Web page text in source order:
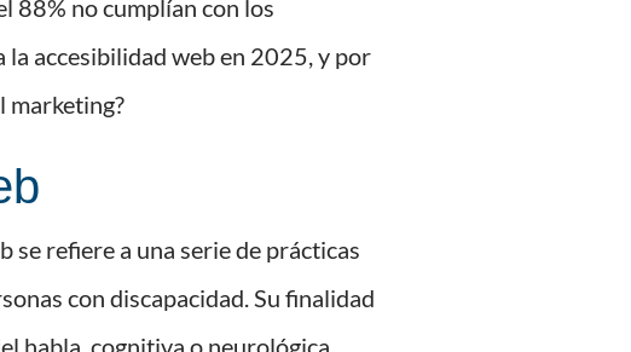
88% no cumplían con los
la accesibilidad web en 2025, y por
marketing?
se refiere a una serie de prácticas
con discapacidad. Su finalidad
habla, cognitiva o neurológica